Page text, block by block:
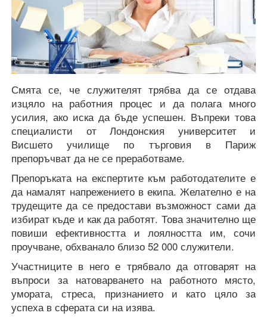
Смята се, че служителят трябва да се отдава
изцяло на работния процес и да полага много
усилия, ако иска да бъде успешен. Въпреки това
специалисти от Лондонския университет и
Висшето училище по търговия в Париж
препоръчват да не се преработваме.
Препоръката на експертите към работодателите е
да намалят напрежението в екипа. Желателно е на
трудещите да се предостави възможност сами да
избират къде и как да работят. Това значително ще
повиши ефективността и лоялността им, сочи
проучване, обхванало близо 52 000 служители.
Участниците в него е трябвало да отговарят на
въпроси за натоварването на работното място,
умората, стреса, признанието и като цяло за
успеха в сферата си на изява.